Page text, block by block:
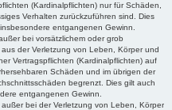
(Kardinalpflichten) nur für Schäden,
Verhalten zurückzuführen sind. Dies
entgangenen Gewinn.
bei vorsätzlichem oder grob
der Verletzung von Leben, Körper und
Vertragspflichten (Kardinalpflichten) auf
Schäden und im übrigen der
begrenzt. Dies gilt auch
entgangenen Gewinn.
bei der Verletzung von Leben, Körper